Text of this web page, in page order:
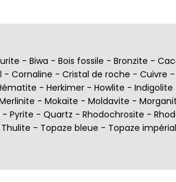
- Biwa - Bois fossile - Bronzite -
- Cornaline - Cristal de roche - Cuivre -
- Herkimer - Howlite - Indigolite
- Mokaïte - Moldavite -
- Pyrite - Quartz - Rhodochrosite -
Thulite - Topaze bleue - Topaze